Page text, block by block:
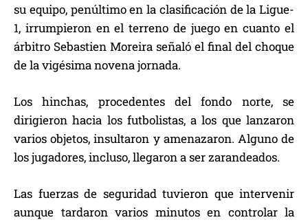
su equipo, penúltimo en la clasificación de la Ligue-
1, irrumpieron en el terreno de juego en cuanto el
árbitro Sebastien Moreira señaló el final del choque
de la vigésima novena jornada.
Los hinchas, procedentes del fondo norte, se
dirigieron hacia los futbolistas, a los que lanzaron
varios objetos, insultaron y amenazaron. Alguno de
los jugadores, incluso, llegaron a ser zarandeados.
Las fuerzas de seguridad tuvieron que intervenir
aunque tardaron varios minutos en controlar la